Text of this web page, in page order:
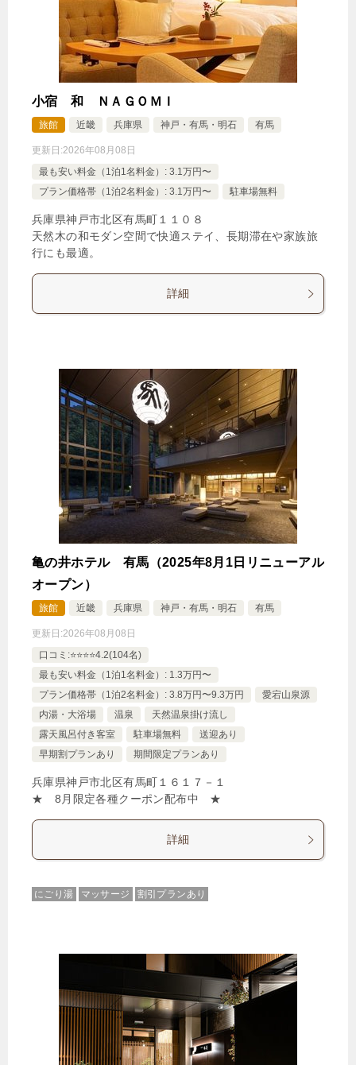
小宿 和 ＮＡＧＯＭＩ
旅館 近畿 兵庫県 神戸・有馬・明石 有馬
更新日:2026年08月08日
最も安い料金（1泊1名料金）: 3.1万円〜
プラン価格帯（1泊2名料金）: 3.1万円〜
駐車場無料
兵庫県神戸市北区有馬町１１０８
天然木の和モダン空間で快適ステイ、長期滞在や家族旅
行にも最適。
詳細
亀の井ホテル 有馬（2025年8月1日リニューアル
オープン）
旅館 近畿 兵庫県 神戸・有馬・明石 有馬
更新日:2026年08月08日
口コミ:⭐️⭐️⭐️⭐️4.2(104名)
最も安い料金（1泊1名料金）: 1.3万円〜
プラン価格帯（1泊2名料金）: 3.8万円〜9.3万円
愛宕山泉源
内湯・大浴場
温泉
天然温泉掛け流し
露天風呂付き客室
駐車場無料
送迎あり
早期割プランあり
期間限定プランあり
兵庫県神戸市北区有馬町１６１７－１
★ 8月限定各種クーポン配布中 ★
詳細
にごり湯 マッサージ 割引プランあり